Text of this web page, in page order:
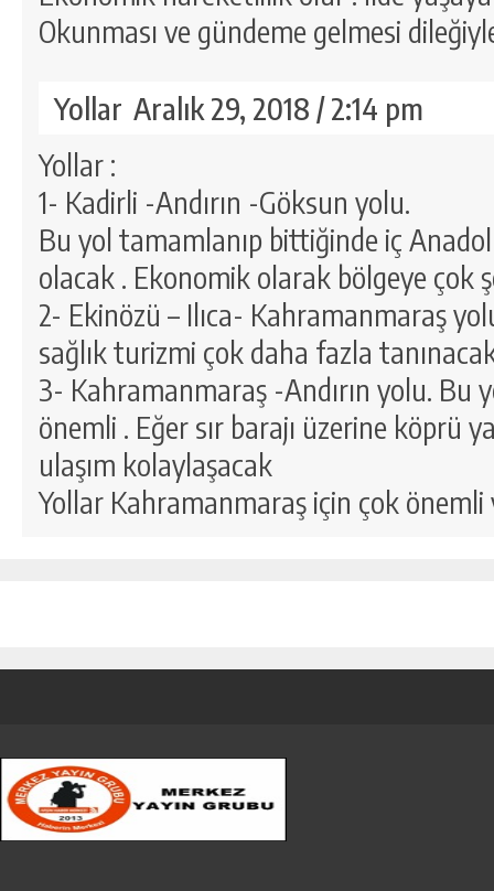
Okunması ve gündeme gelmesi
Yollar Aralık 29, 2018 / 2:14 pm
Yollar :
1- Kadirli -Andırın -Göksun yolu.
Bu yol tamamlanıp bittiğinde iç
olacak . Ekonomik olarak bölgeye çok
2- Ekinözü – Ilıca- Kahramanmaraş
sağlık turizmi çok daha fazla
3- Kahramanmaraş -Andırın yolu. Bu
önemli . Eğer sır barajı üzerine köprü
ulaşım kolaylaşacak
Yollar Kahramanmaraş için çok önemli